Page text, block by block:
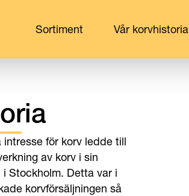
Sortiment Vår korvhistoria
intresse för korv ledde till
av korv i sin
Stockholm. Detta var i
korvförsäljningen så